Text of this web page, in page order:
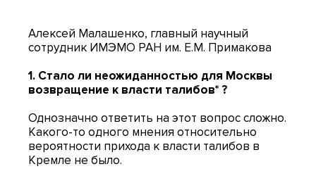
Алексей Малашенко, главный научный
сотрудник ИМЭМО РАН им. Е.М. Примакова
1. Стало ли неожиданностью для Москвы
возвращение к власти талибов* ?
Однозначно ответить на этот вопрос сложно.
Какого-то одного мнения относительно
вероятности прихода к власти талибов в
Кремле не было.